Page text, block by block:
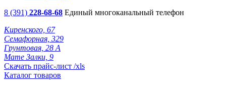
8 (391) 228-68-68 Единый многоканальный телефон
Киренского, 67
Семафорная, 329
Грунтовая, 28 А
Мате Залки, 9
Скачать прайс-лист /xls
Каталог товаров